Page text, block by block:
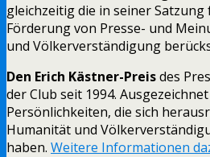
gleichzeitig die in seiner
Förderung von Presse- und
und Völkerverständigung
Den Erich Kästner-Preisdes
der Club seit 1994.
Persönlichkeiten, die sich
Humanität und
haben. Weitere Informationen